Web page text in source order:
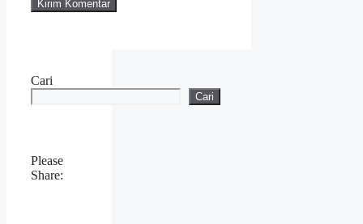
Cari
Cari
Please
Share: